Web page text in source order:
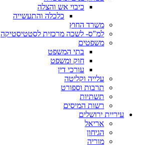
כיבוי אש והצלה
כלכלה והתעשייה
משרד החוץ
למ"ס- לשכה מרכזית לסטטיסטיקה
משפטים
בתי המשפט
חוק ומשפט
עורכי דין
עלייה וקליטה
תרבות וספורט
תשתיות
רשות המיסים
עיריית ירושלים
אריאל
הגיחון
מוריה